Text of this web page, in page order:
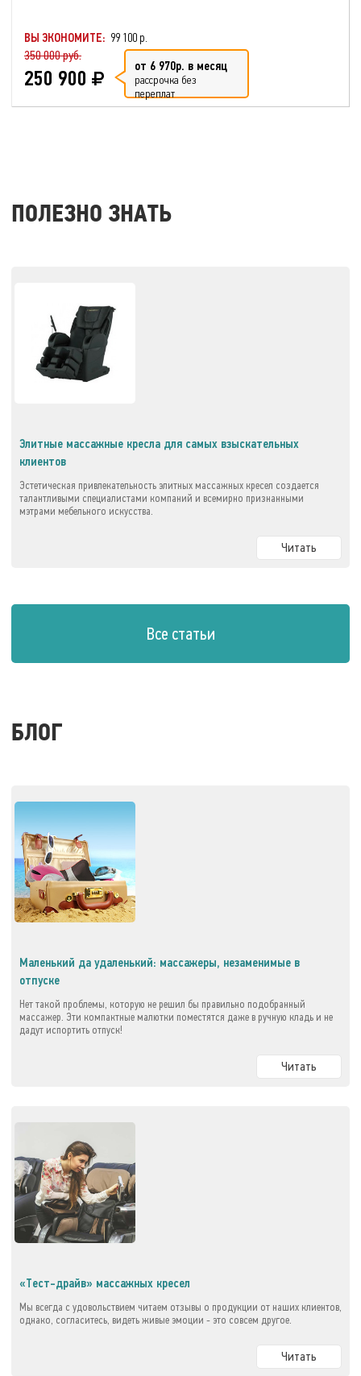
ВЫ ЭКОНОМИТЕ: 99 100 р.
350 000 руб.
250 900 от 6 970р. в месяц
рассрочка без
переплат
ПОЛЕЗНО ЗНАТЬ
Элитные массажные кресла для самых взыскательных
клиентов
Эстетическая привлекательность элитных массажных кресел создается
талантливыми специалистами компаний и всемирно признанными
мэтрами мебельного искусства.
Читать
Все статьи
БЛОГ
Маленький да удаленький: массажеры, незаменимые в
отпуске
Нет такой проблемы, которую не решил бы правильно подобранный
массажер. Эти компактные малютки поместятся даже в ручную кладь и не
дадут испортить отпуск!
Читать
«Тест-драйв» массажных кресел
Мы всегда с удовольствием читаем отзывы о продукции от наших клиентов,
однако, согласитесь, видеть живые эмоции - это совсем другое.
Читать